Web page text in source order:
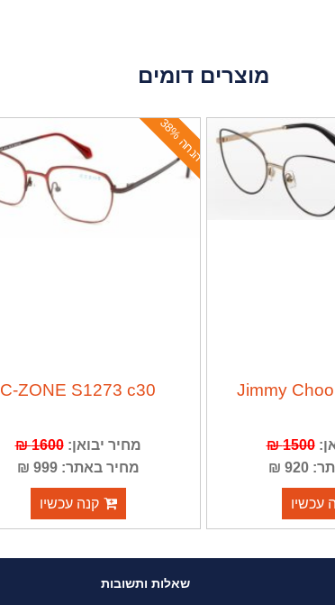
מוצרים דומים
Jimmy
1500 ₪
₪
עכשיו
ה
נ
ח
ה
3
8
%
C-ZONE S1273 c30
מחיר יבואן:1600 ₪
מחיר באתר: 999 ₪
קנה עכשיו
שאלות ותשובות